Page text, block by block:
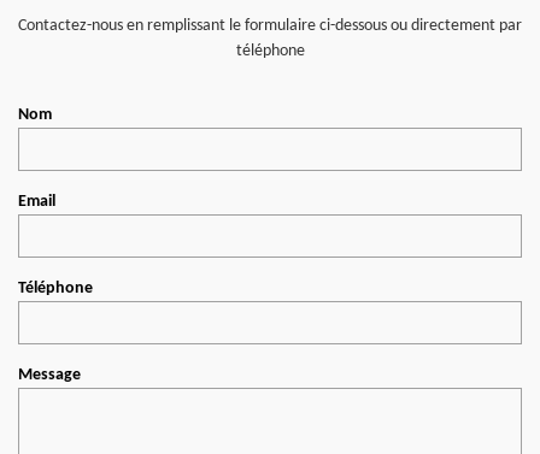
Contactez-nous en remplissant le formulaire ci-dessous ou directement par
téléphone
Nom
Email
Téléphone
Message